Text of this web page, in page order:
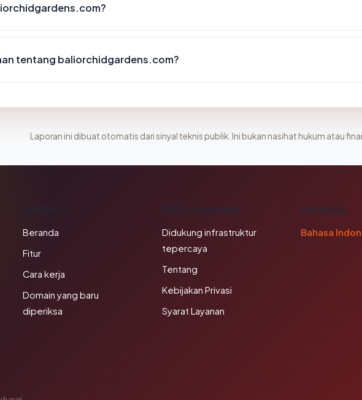
tentang baliorchidgardens.com?
Laporan ini dibuat otomatis dari sinyal teknis publik. Ini bukan nasihat hukum atau
Beranda
Fitur
Cara kerja
Domain yang baru
diperiksa
PERUSAHAAN
Didukung infrastruktur
tepercaya
Tentang
Kebijakan Privasi
Syarat Layanan
BAHASA
Bahasa